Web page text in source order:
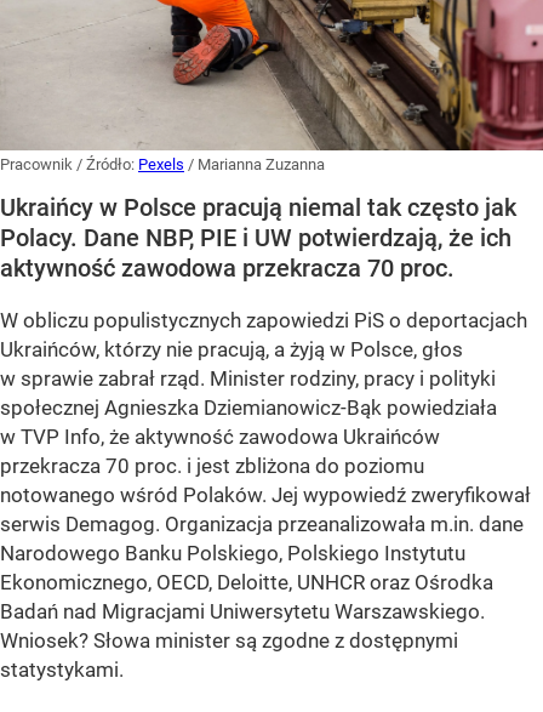
Pracownik / Źródło: Pexels / Marianna Zuzanna
Ukraińcy w Polsce pracują niemal tak często jak
Polacy. Dane NBP, PIE i UW potwierdzają, że ich
aktywność zawodowa przekracza 70 proc.
W obliczu populistycznych zapowiedzi PiS o deportacjach
Ukraińców, którzy nie pracują, a żyją w Polsce, głos
w sprawie zabrał rząd. Minister rodziny, pracy i polityki
społecznej Agnieszka Dziemianowicz-Bąk powiedziała
w TVP Info, że aktywność zawodowa Ukraińców
przekracza 70 proc. i jest zbliżona do poziomu
notowanego wśród Polaków. Jej wypowiedź zweryfikował
serwis Demagog. Organizacja przeanalizowała m.in. dane
Narodowego Banku Polskiego, Polskiego Instytutu
Ekonomicznego, OECD, Deloitte, UNHCR oraz Ośrodka
Badań nad Migracjami Uniwersytetu Warszawskiego.
Wniosek? Słowa minister są zgodne z dostępnymi
statystykami.